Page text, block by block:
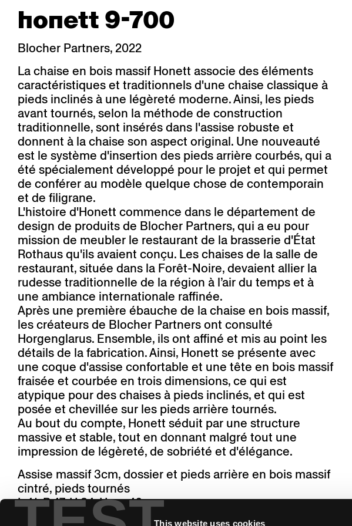
This website uses cookies
honett 9-700
Blocher Partners, 2022
La chaise en bois massif Honett associe des éléments
caractéristiques et traditionnels d'une chaise classique à
pieds inclinés à une légèreté moderne. Ainsi, les pieds
avant tournés, selon la méthode de construction
traditionnelle, sont insérés dans l'assise robuste et
donnent à la chaise son aspect original. Une nouveauté
est le système d'insertion des pieds arrière courbés, qui a
été spécialement développé pour le projet et qui permet
de conférer au modèle quelque chose de contemporain
et de filigrane.
L'histoire d'Honett commence dans le département de
design de produits de Blocher Partners, qui a eu pour
mission de meubler le restaurant de la brasserie d'État
Rothaus qu'ils avaient conçu. Les chaises de la salle de
restaurant, située dans la Forêt-Noire, devaient allier la
rudesse traditionnelle de la région à l’air du temps et à
une ambiance internationale raffinée.
Après une première ébauche de la chaise en bois massif,
les créateurs de Blocher Partners ont consulté
Horgenglarus. Ensemble, ils ont affiné et mis au point les
détails de la fabrication. Ainsi, Honett se présente avec
une coque d'assise confortable et une tête en bois massif
fraisée et courbée en trois dimensions, ce qui est
atypique pour des chaises à pieds inclinés, et qui est
posée et chevillée sur les pieds arrière tournés.
Au bout du compte, Honett séduit par une structure
massive et stable, tout en donnant malgré tout une
impression de légèreté, de sobriété et d'élégance.
Assise massif 3cm, dossier et pieds arrière en bois massif
cintré, pieds tournés
L 41, P 47, H 84, Hass 46